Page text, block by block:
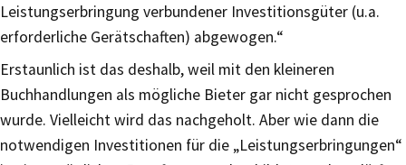
Leistungserbringung verbundener Investitionsgüter (u.a.
erforderliche Gerätschaften) abgewogen.“
Erstaunlich ist das deshalb, weil mit den kleineren
Buchhandlungen als mögliche Bieter gar nicht gesprochen
wurde. Vielleicht wird das nachgeholt. Aber wie dann die
notwendigen Investitionen für die „Leistungserbringungen“